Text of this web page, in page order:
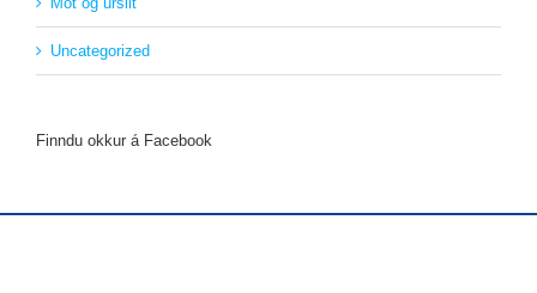
Uncategorized
Finndu okkur á Facebook